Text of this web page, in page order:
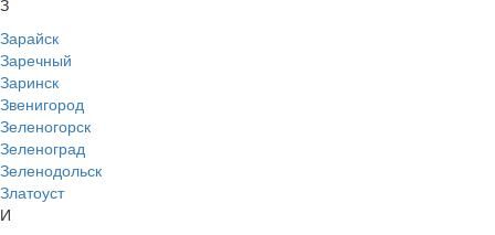
З
Зарайск
Заречный
Заринск
Звенигород
Зеленогорск
Зеленоград
Зеленодольск
Златоуст
И